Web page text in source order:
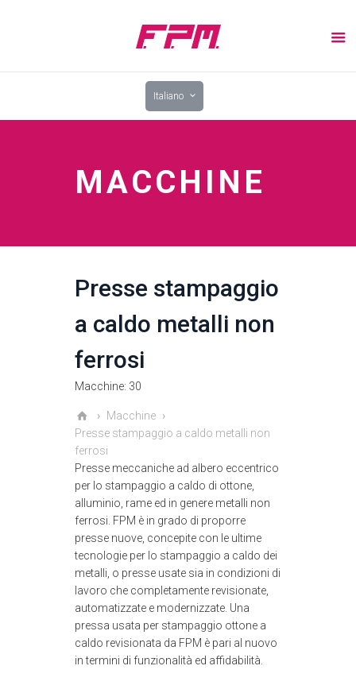
Italiano
MACCHINE
Presse stampaggio
a caldo metalli non
ferrosi
Macchine: 30
Macchine
Presse stampaggio a caldo metalli non
ferrosi
Presse meccaniche ad albero eccentrico
per lo stampaggio a caldo di ottone,
alluminio, rame ed in genere metalli non
ferrosi. FPM è in grado di proporre
presse nuove, concepite con le ultime
tecnologie per lo stampaggio a caldo dei
metalli, o presse usate sia in condizioni di
lavoro che completamente revisionate,
automatizzate e modernizzate. Una
pressa usata per stampaggio ottone a
caldo revisionata da FPM è pari al nuovo
in termini di funzionalità ed affidabilità.